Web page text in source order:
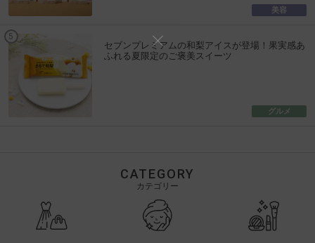
美容
セブンプレミアムの和梨アイスが登場！果実感あ
ふれる夏限定のご褒美スイーツ
グルメ
CATEGORY
カテゴリー